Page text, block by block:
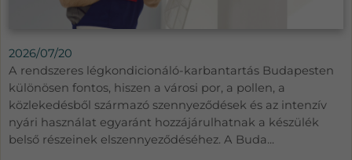
2026/07/20
A rendszeres légkondicionáló-karbantartás Budapesten
különösen fontos, hiszen a városi por, a pollen, a
közlekedésből származó szennyeződések és az intenzív
nyári használat egyaránt hozzájárulhatnak a készülék
belső részeinek elszennyeződéséhez. A Buda...